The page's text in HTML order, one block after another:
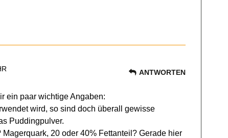
ein paar wichtige Angaben:
wird, so sind doch überall gewisse
Puddingpulver.
20 oder 40% Fettanteil? Gerade hier
ANTWORTEN